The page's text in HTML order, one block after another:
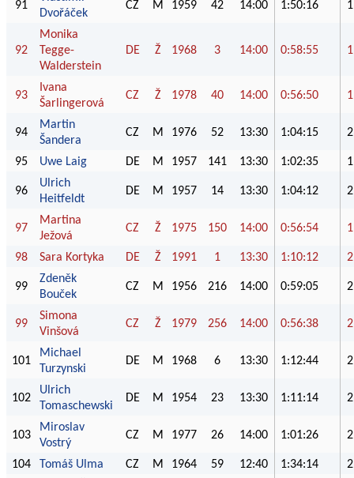
91
Dvořáček
CZ M 1959 42 14:00 1:50:16
92
Monika
Tegge-
Walderstein
DE Ž 1968 3 14:00 0:58:55
93
Ivana
Šarlingerová
CZ Ž 1978 40 14:00 0:56:50
94
Martin
Šandera
CZ M 1976 52 13:30 1:04:15
95 Uwe Laig DE M 1957 141 13:30 1:02:35
96
Ulrich
Heitfeldt
DE M 1957 14 13:30 1:04:12
97
Martina
Ježová
CZ Ž 1975 150 14:00 0:56:54
98 Sara Kortyka DE Ž 1991 1 13:30 1:10:12
99
Zdeněk
Bouček
CZ M 1956 216 14:00 0:59:05
99
Simona
Vinšová
CZ Ž 1979 256 14:00 0:56:38
101
Michael
Turzynski
DE M 1968 6 13:30 1:12:44
102
Ulrich
Tomaschewski
DE M 1954 23 13:30 1:11:14
103
Miroslav
Vostrý
CZ M 1977 26 14:00 1:01:26
104 Tomáš Ulma CZ M 1964 59 12:40 1:34:14